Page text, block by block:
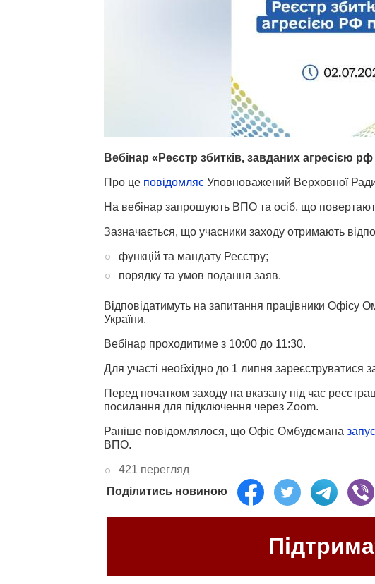
Вебінар «Реєстр збитків, завданих агресією
Про це повідомляє Уповноважений Верховної
На вебінар запрошують ВПО та осіб, що
Зазначається, що учасники заходу отримають
функцій та мандату Реєстру;
порядку та умов подання заяв.
Відповідатимуть на запитання працівники Офісу
України.
Вебінар проходитиме з 10:00 до 11:30.
Для участі необхідно до 1 липня зареєструватися
Перед початком заходу на вказану під час
посилання для підключення через Zoom.
Раніше повідомлялося, що Офіс Омбудсмана
ВПО.
421 перегляд
Поділитись новиною